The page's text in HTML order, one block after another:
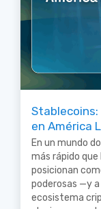
en América
En un mundo
más rápido
posicionan
poderosas —y
ecosistema